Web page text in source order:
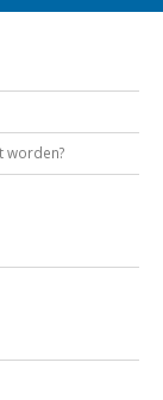
worden?